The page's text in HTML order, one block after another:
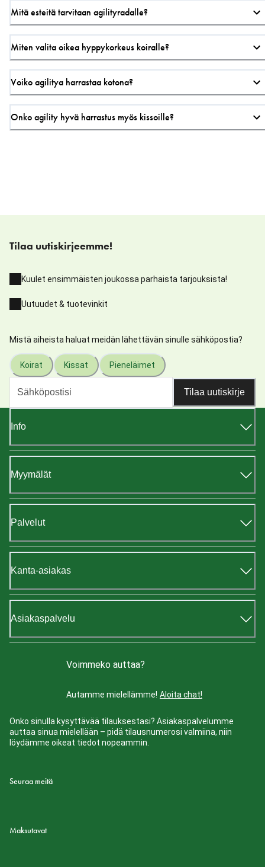
Mitä esteitä tarvitaan agilityradalle?
Miten valita oikea hyppykorkeus koiralle?
Voiko agilitya harrastaa kotona?
Onko agility hyvä harrastus myös kissoille?
Tilaa uutiskirjeemme!
Kuulet ensimmäisten joukossa parhaista tarjouksista!
Uutuudet & tuotevinkit
Mistä aiheista haluat meidän lähettävän sinulle sähköpostia?
Koirat Kissat Pieneläimet
Tilaa uutiskirje
Info
Myymälät
Palvelut
Kanta-asiakas
Asiakaspalvelu
Voimmeko auttaa?
Autamme mielellämme! Aloita chat!
Onko sinulla kysyttävää tilauksestasi? Asiakaspalvelumme
auttaa sinua mielellään – pidä tilausnumerosi valmiina, niin
löydämme oikeat tiedot nopeammin.
Seuraa meitä
Maksutavat